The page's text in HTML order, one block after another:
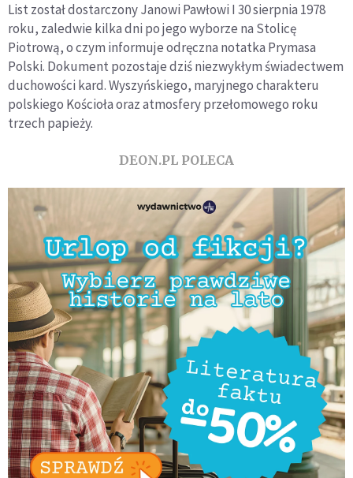
List został dostarczony Janowi Pawłowi I 30 sierpnia 1978
roku, zaledwie kilka dni po jego wyborze na Stolicę
Piotrową, o czym informuje odręczna notatka Prymasa
Polski. Dokument pozostaje dziś niezwykłym świadectwem
duchowości kard. Wyszyńskiego, maryjnego charakteru
polskiego Kościoła oraz atmosfery przełomowego roku
trzech papieży.
DEON.PL POLECA